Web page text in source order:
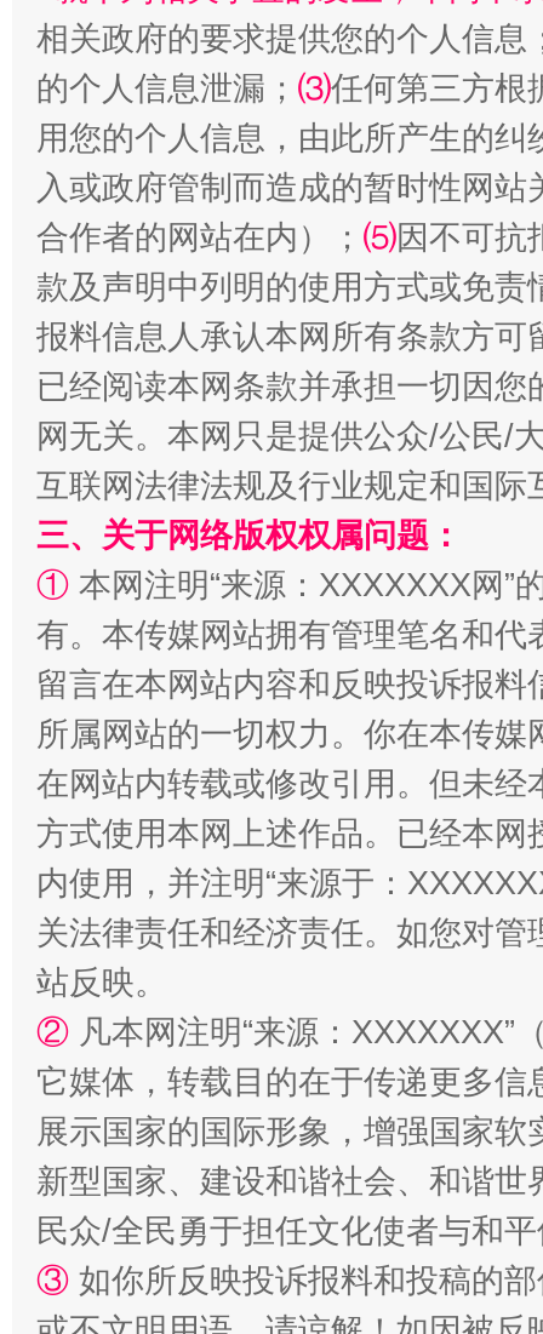
全民健身五年计划来了！等你上场
阿坝州三大球赛在茂县开幕 规模
国家大学科技园优化重塑工作
相关政府的要求提供您的个人信息
的个人信息泄漏； ⑶任何第三方根
用您的个人信息，由此所产生的纠
入或政府管制而造成的暂时性网
合作者的网站在内）； ⑸因不可抗
款及声明中列明的使用方式或免责
报料信息人承认本网所有条款方
已经阅读本网条款并承担一切因
网无关。本网只是提供公众/公民/
互联网法律法规及行业规定和国
三、关于网络版权权属问题：
① 本网注明“来源：XXXXXXX网”
有。本传媒网站拥有管理笔名和
留言在本网站内容和反映投诉报
所属网站的一切权力。你在本传
在网站内转载或修改引用。但未
方式使用本网上述作品。已经本
内使用，并注明“来源于：
关法律责任和经济责任。如您对
站反映。
② 凡本网注明“来源：
它媒体，转载目的在于传递更多
展示国家的国际形象，增强国家
新型国家、建设和谐社会、和谐
民众/全民勇于担任文化使者与和
③ 如你所反映投诉报料和投稿的